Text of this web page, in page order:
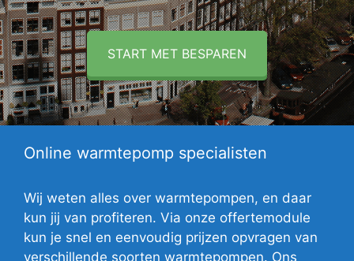
START MET BESPAREN
Online warmtepomp specialisten
Wij weten alles over warmtepompen, en daar
kun jij van profiteren. Via onze offertemodule
kun je snel en eenvoudig prijzen opvragen van
verschillende soorten warmtepompen. Ons